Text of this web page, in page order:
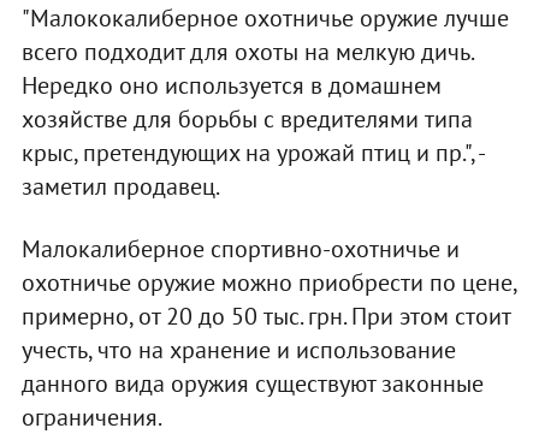
"Малококалиберное охотничье оружие лучше
всего подходит для охоты на мелкую дичь.
Нередко оно используется в домашнем
хозяйстве для борьбы с вредителями типа
крыс, претендующих на урожай птиц и пр.", -
заметил продавец.
Малокалиберное спортивно-охотничье и
охотничье оружие можно приобрести по цене,
примерно, от 20 до 50 тыс. грн. При этом стоит
учесть, что на хранение и использование
данного вида оружия существуют законные
ограничения.